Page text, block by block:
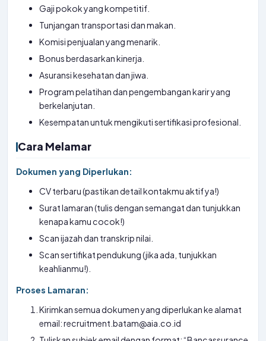
Gaji pokok yang kompetitif.
Tunjangan transportasi dan makan.
Komisi penjualan yang menarik.
Bonus berdasarkan kinerja.
Asuransi kesehatan dan jiwa.
Program pelatihan dan pengembangan karir yang
berkelanjutan.
Kesempatan untuk mengikuti sertifikasi profesional.
Cara Melamar
Dokumen yang Diperlukan:
CV terbaru (pastikan detail kontakmu aktif ya!)
Surat lamaran (tulis dengan semangat dan tunjukkan
kenapa kamu cocok!)
Scan ijazah dan transkrip nilai.
Scan sertifikat pendukung (jika ada, tunjukkan
keahlianmu!).
Proses Lamaran:
Kirimkan semua dokumen yang diperlukan ke alamat
email: recruitment.batam@aia.co.id